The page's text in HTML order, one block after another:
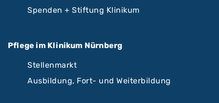
Spenden + Stiftung Klinikum
Pflege im Klinikum Nürnberg
Stellenmarkt
Ausbildung, Fort- und Weiterbildung